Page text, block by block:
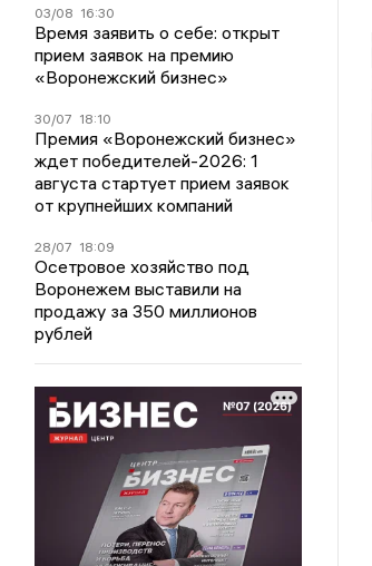
03/08 16:30
Время заявить о себе: открыт
прием заявок на премию
«Воронежский бизнес»
30/07 18:10
Премия «Воронежский бизнес»
ждет победителей-2026: 1
августа стартует прием заявок
от крупнейших компаний
28/07 18:09
Осетровое хозяйство под
Воронежем выставили на
продажу за 350 миллионов
рублей